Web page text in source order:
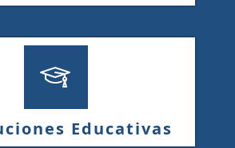
Educativas